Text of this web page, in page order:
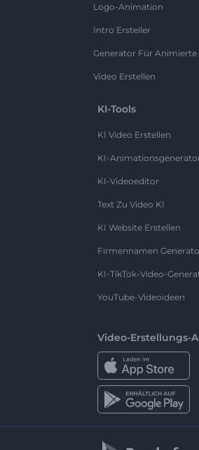
Logo-Animation
Intro Ersteller
Generator Für Animierte
Video Erstellen
KI-Tools
KI Video Erstellen
KI-
KI-Videoeditor
Text Zu Video KI
KI Website Erstellen
Firmennamen
KI-TikTok-Video-
YouTube-Videoideen
Video-Erstellungs-